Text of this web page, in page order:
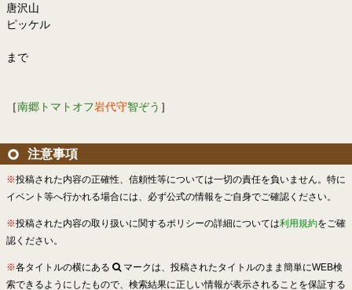
唐沢山
ピッケル
まで
［南郷トマトオフ岩代守智ぞう ］
注意事項
※投稿された内容の正確性、信頼性等については一切の責任を負いません。特に
イベント等へ行かれる場合には、必ず公式の情報をご自身でご確認ください。
※投稿された内容の取り扱いに関するポリシーの詳細については利用規約をご確
認ください。
※各タイトルの横にある
マークは、投稿されたタイトルのまま簡単にWEB検
索できるようにしたもので、検索結果に正しい情報が表示されることを保証する